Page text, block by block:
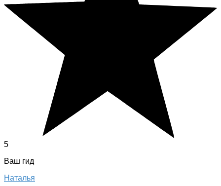
5
Ваш гид
Наталья